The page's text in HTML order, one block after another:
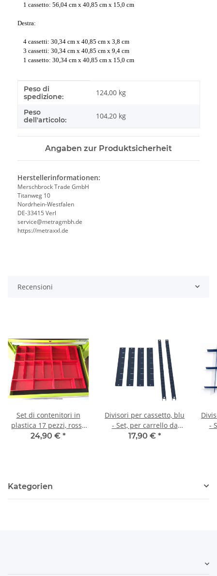
1 cassetto: 56,04 cm x 40,85 cm x 15,0 cm
Destra:
4 cassetti: 30,34 cm x 40,85 cm x 3,8 cm
3 cassetti: 30,34 cm x 40,85 cm x 9,4 cm
1 cassetto: 30,34 cm x 40,85 cm x 15,0 cm
#productDetails.itemInformation#
#productDetails.itemValue#
Peso di
spedizione:
124,00 kg
Peso
dell'articolo:
104,20 kg
Angaben zur Produktsicherheit
Herstellerinformationen:
Merschbrock Trade GmbH
Titanweg 10
Nordrhein-Westfalen
DE-33415 Verl
service@metragmbh.de
https://metraxxl.de
Recensioni
Set di contenitori in
plastica 17 pezzi, rosso
per cassetti
24,90 € *
Divisori per cassetto, blu
- Set, per carrello da
lavoro
17,90 € *
-
Kategorien